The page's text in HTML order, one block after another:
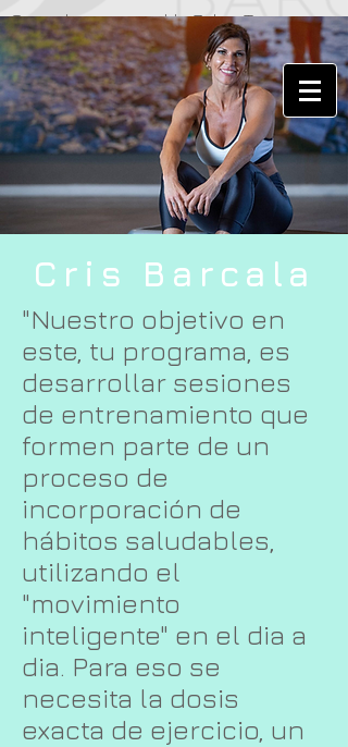
Operador responsable Zohar Tours
Cris Barcala
"Nuestro objetivo en
este, tu programa, es
desarrollar sesiones
de entrenamiento que
formen parte de un
proceso de
incorporación de
hábitos saludables,
utilizando el
"movimiento
inteligente" en el dia a
dia. Para eso se
necesita la dosis
exacta de ejercicio, un